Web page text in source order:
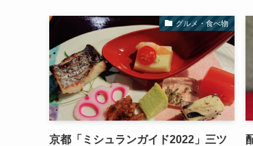
グルメ・食べ物
京都「ミシュランガイド2022」三ツ